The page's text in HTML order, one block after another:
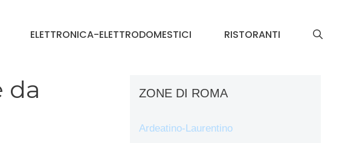
ELETTRONICA-ELETTRODOMESTICI RISTORANTI
da
ZONE DI ROMA
Ardeatino-Laurentino